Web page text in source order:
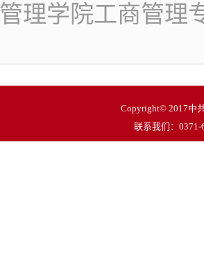
管理学院工商管理
Copyright© 2017中
联系我们：